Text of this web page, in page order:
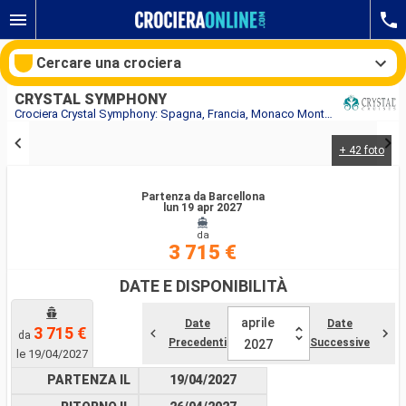
Crociera Crystal Symphony: Spagna, Francia, Monaco Monte Carlo, Italia in partenza da Barcellona
CRYSTAL SYMPHONY
+ 42 foto
Partenza da Barcellona
lun 19 apr 2027
da
3 715 €
DATE E DISPONIBILITÀ
da 3 715 €
le 19/04/2027
Date
Precedenti
aprile
2027
Date
Successive
PARTENZA IL
19/04/2027
Cercare una crociera
Ricerca